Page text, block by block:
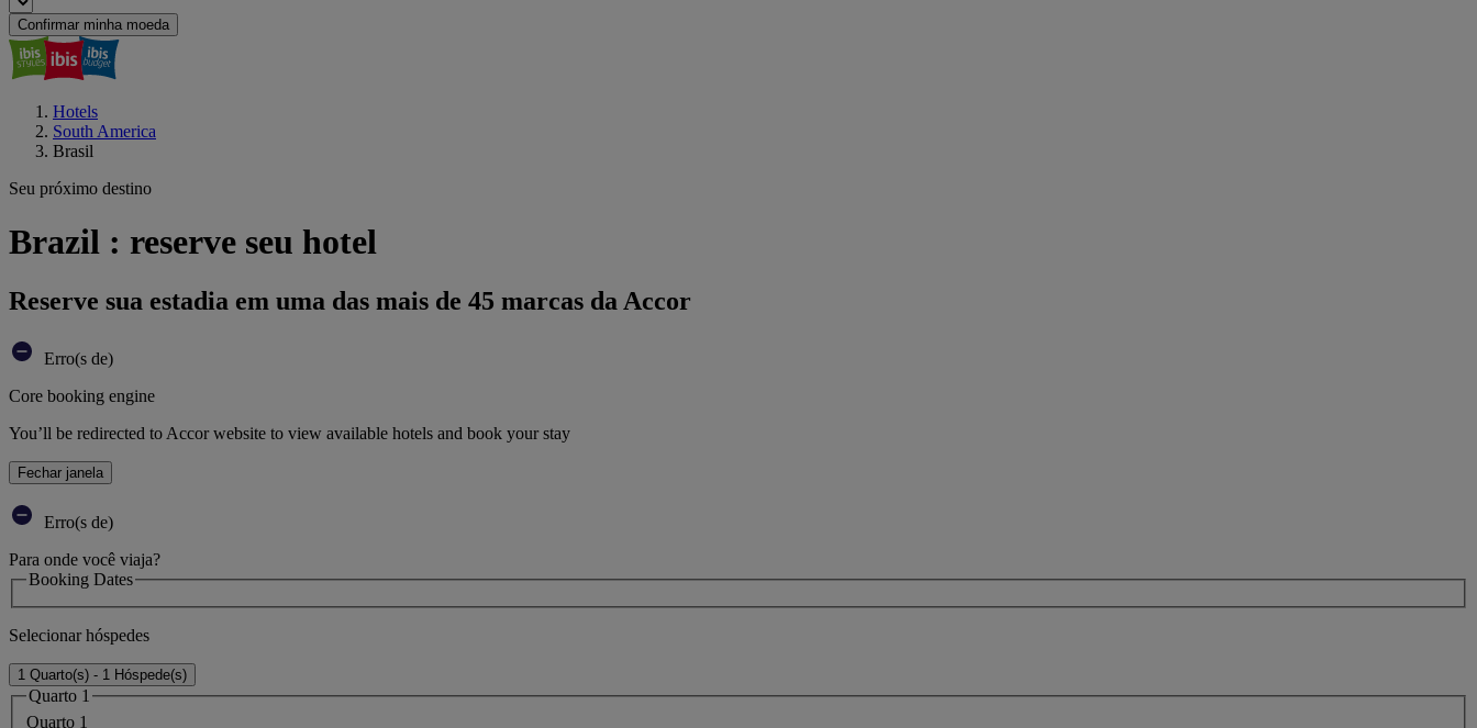
Confirmar minha moeda
Hotels
South America
Brasil
Seu próximo destino
Brazil : reserve seu hotel
Reserve sua estadia em uma das mais de 45 marcas da Accor
Erro(s de)
Core booking engine
You’ll be redirected to Accor website to view available hotels and book your stay
Fechar janela
Erro(s de)
Para onde você viaja?
Booking Dates
Selecionar hóspedes
1 Quarto(s) - 1 Hóspede(s)
Quarto 1
Quarto 1